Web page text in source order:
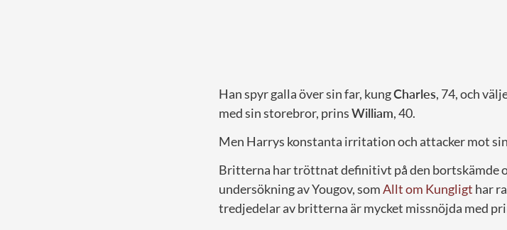
Han spyr galla över sin far, kungCharles, 74, och
med sin storebror, prinsWilliam, 40.
Men Harrys konstanta irritation och attacker mot
Britterna har tröttnat definitivt på den bortskämde
undersökning av Yougov, somAllt om Kungligt har
tredjedelar av britterna är mycket missnöjda med